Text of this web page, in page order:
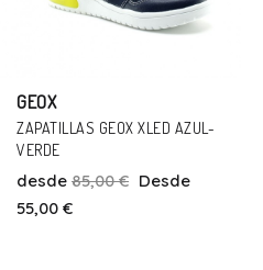
GEOX
ZAPATILLAS GEOX XLED AZUL-
VERDE
desde 85,00 € Desde
55,00 €